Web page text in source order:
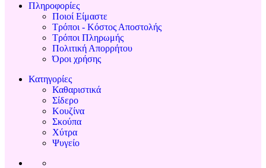
Πληροφορίες
Ποιοί Είμαστε
Τρόποι - Κόστος Αποστολής
Τρόποι Πληρωμής
Πολιτική Απορρήτου
Όροι χρήσης
Κατηγορίες
Καθαριστικά
Σίδερο
Κουζίνα
Σκούπα
Χύτρα
Ψυγείο